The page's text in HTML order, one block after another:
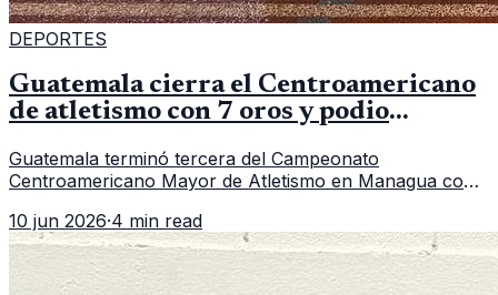
DEPORTES
Guatemala cierra el Centroamericano
de atletismo con 7 oros y podio
Guatemala terminó tercera del Campeonato
Centroamericano Mayor de Atletismo en Managua con
de CDAG.
10 jun 2026·4 min read